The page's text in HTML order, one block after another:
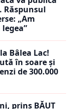
Răspunsul
„Am
Bâlea Lac!
în soare și
de 300.000
prins BĂUT